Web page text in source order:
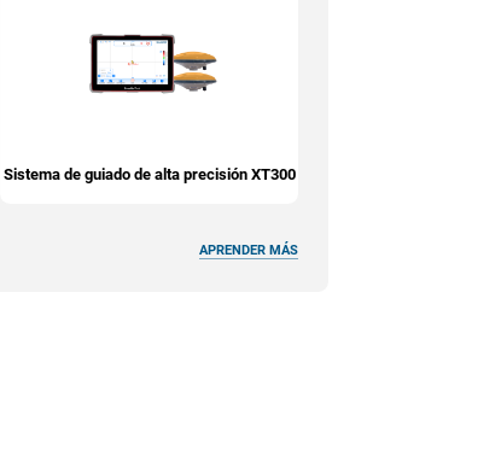
Sistema de guiado de alta precisión XT300
APRENDER MÁS